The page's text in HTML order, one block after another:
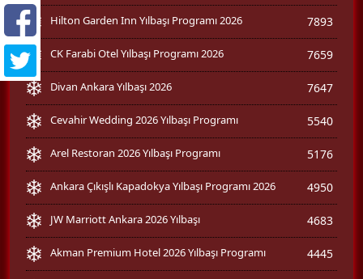
Hilton Garden Inn Yılbaşı Programı 2026 7893
CK Farabi Otel Yılbaşı Programı 2026 7659
Divan Ankara Yılbaşı 2026 7647
Cevahir Wedding 2026 Yılbaşı Programı 5540
Arel Restoran 2026 Yılbaşı Programı 5176
Ankara Çıkışlı Kapadokya Yılbaşı Programı 2026 4950
JW Marriott Ankara 2026 Yılbaşı 4683
Akman Premium Hotel 2026 Yılbaşı Programı 4445